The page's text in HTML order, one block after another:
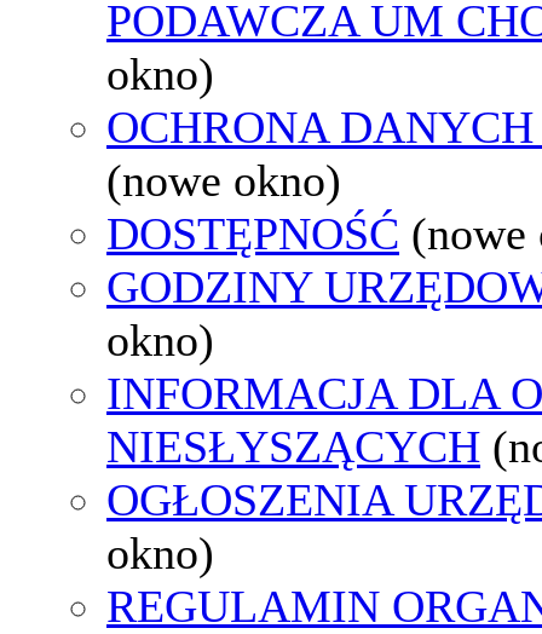
PODAWCZA UM
okno)
OCHRONA
(nowe okno)
DOSTĘPNOŚĆ (nowe
GODZINY
okno)
INFORMACJA DLA
NIESŁYSZĄCYCH
OGŁOSZENIA
okno)
REGULAMIN